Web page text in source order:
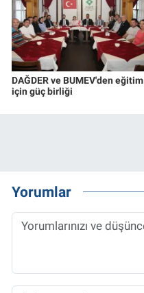
DAĞDER ve BUMEV'den eğitim
için güç birliği
Yorumlar